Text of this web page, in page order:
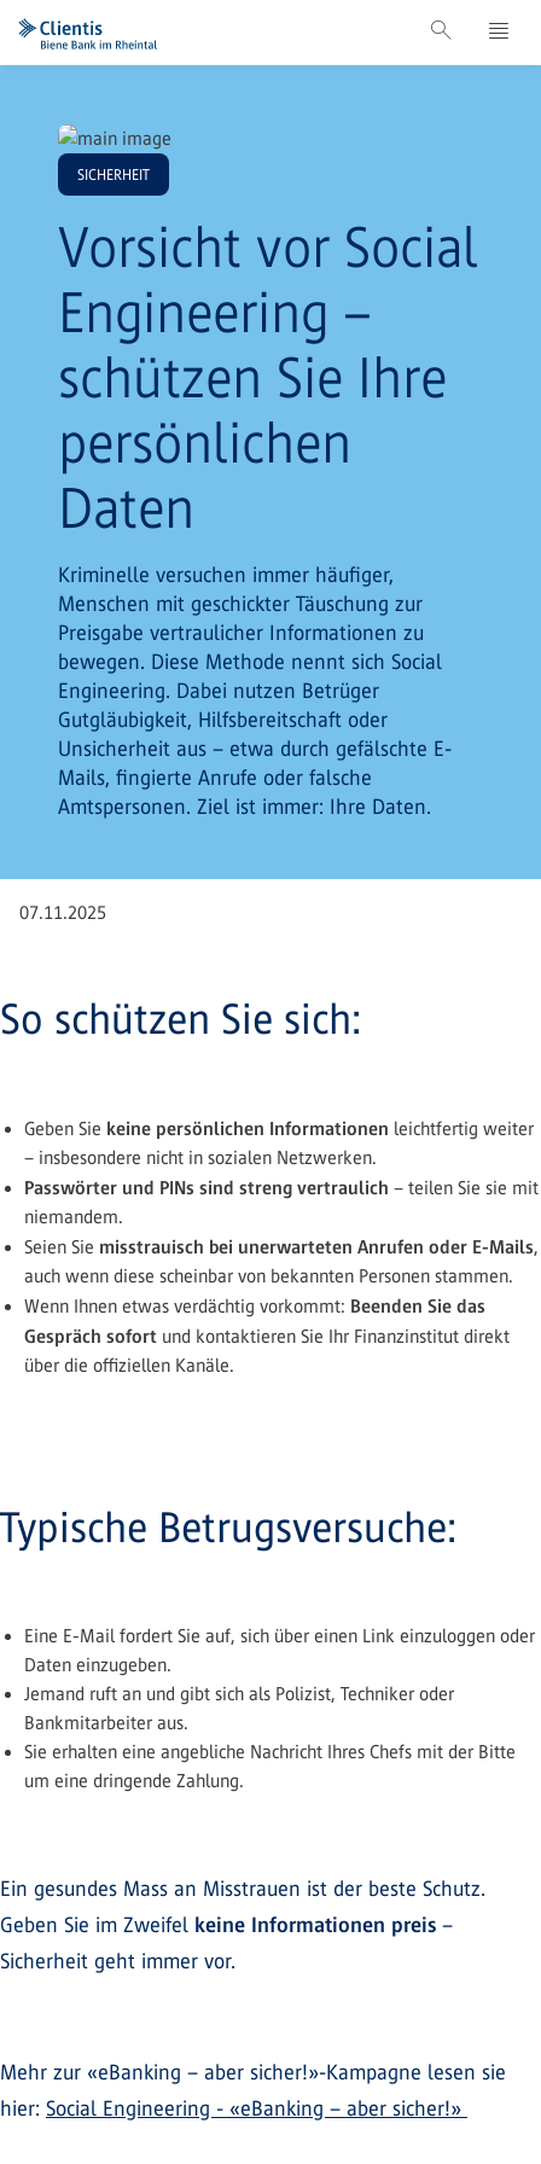
SICHERHEIT
Vorsicht vor Social
Engineering –
schützen Sie Ihre
persönlichen
Daten
Kriminelle versuchen immer häufiger,
Menschen mit geschickter Täuschung zur
Preisgabe vertraulicher Informationen zu
bewegen. Diese Methode nennt sich Social
Engineering. Dabei nutzen Betrüger
Gutgläubigkeit, Hilfsbereitschaft oder
Unsicherheit aus – etwa durch gefälschte E-
Mails, fingierte Anrufe oder falsche
Amtspersonen. Ziel ist immer: Ihre Daten.
07.11.2025
So schützen Sie sich:
Geben Sie keine persönlichen Informationen leichtfertig weiter
– insbesondere nicht in sozialen Netzwerken.
Passwörter und PINs sind streng vertraulich – teilen Sie sie mit
niemandem.
Seien Sie misstrauisch bei unerwarteten Anrufen oder E-Mails,
auch wenn diese scheinbar von bekannten Personen stammen.
Wenn Ihnen etwas verdächtig vorkommt: Beenden Sie das
Gespräch sofort und kontaktieren Sie Ihr Finanzinstitut direkt
über die offiziellen Kanäle.
Typische Betrugsversuche:
Eine E-Mail fordert Sie auf, sich über einen Link einzuloggen oder
Daten einzugeben.
Jemand ruft an und gibt sich als Polizist, Techniker oder
Bankmitarbeiter aus.
Sie erhalten eine angebliche Nachricht Ihres Chefs mit der Bitte
um eine dringende Zahlung.
Ein gesundes Mass an Misstrauen ist der beste Schutz.
Geben Sie im Zweifel keine Informationen preis –
Sicherheit geht immer vor.
Mehr zur «eBanking – aber sicher!»-Kampagne lesen sie
hier: Social Engineering - «eBanking – aber sicher!»